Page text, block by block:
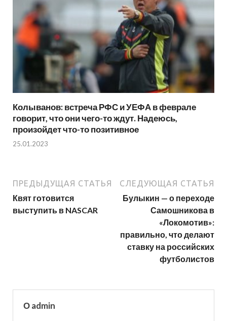
Колыванов: встреча РФС и УЕФА в феврале
говорит, что они чего-то ждут. Надеюсь,
произойдет что-то позитивное
25.01.2023
ПРЕДЫДУЩАЯ СТАТЬЯ
Квят готовится
выступить в NASCAR
СЛЕДУЮЩАЯ СТАТЬЯ
Булыкин — о переходе
Самошникова в
«Локомотив»:
правильно, что делают
ставку на российских
футболистов
О admin